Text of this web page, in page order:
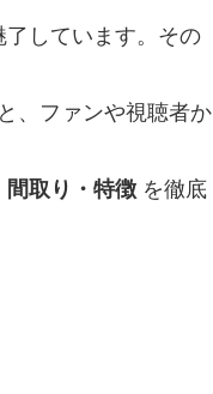
しています。その
、ファンや視聴者か
間取り・特徴 を徹底